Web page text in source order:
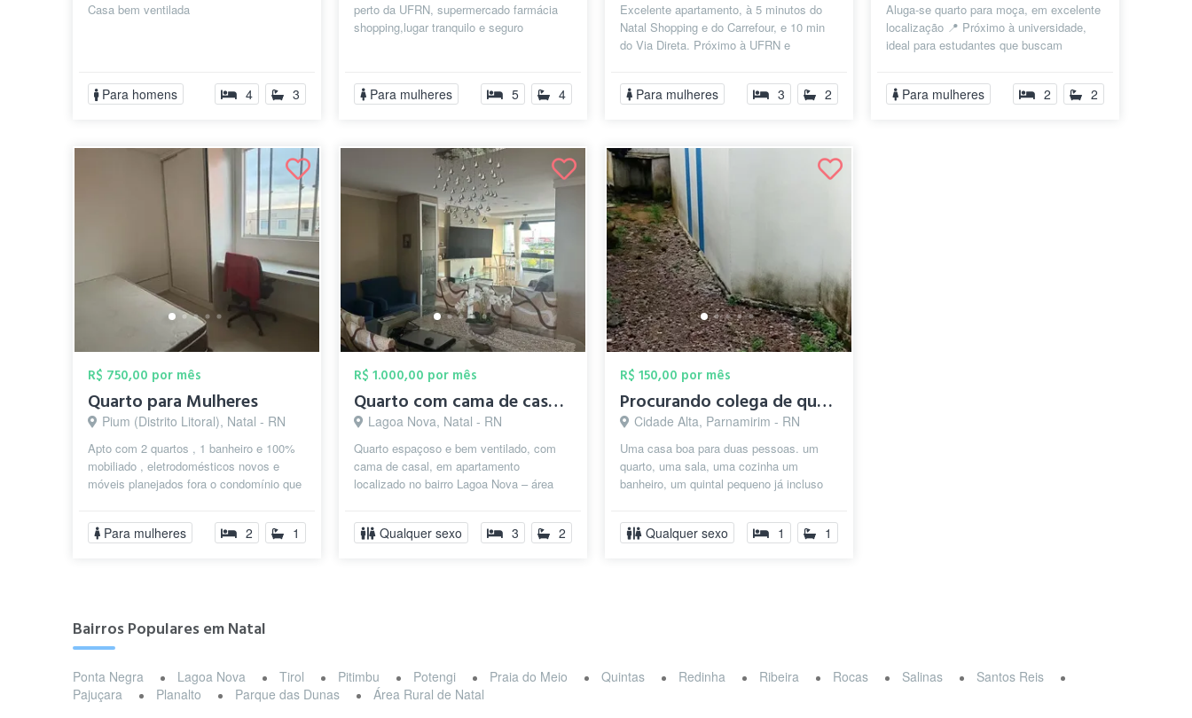
Casa bem ventilada
Para homens 4 3
perto da UFRN, supermercado farmácia
shopping,lugar tranquilo e seguro
Para mulheres 5 4
Excelente apartamento, à 5 minutos do
Natal Shopping e do Carrefour, e 10 min
do Via Direta. Próximo à UFRN e
Para mulheres 3 2
Aluga-se quarto para moça, em excelente
localização 📍 Próximo à universidade,
ideal para estudantes que buscam
Para mulheres 2 2
R$ 750,00 por mês
Quarto para Mulheres
Pium (Distrito Litoral), Natal - RN
Apto com 2 quartos , 1 banheiro e 100%
mobiliado , eletrodomésticos novos e
móveis planejados fora o condomínio que
Para mulheres 2 1
R$ 1.000,00 por mês
Quarto com cama de casal para alugar em ...
Lagoa Nova, Natal - RN
Quarto espaçoso e bem ventilado, com
cama de casal, em apartamento
localizado no bairro Lagoa Nova – área
trans...
Qualquer sexo 3 2
R$ 150,00 por mês
Procurando colega de quarto
Cidade Alta, Parnamirim - RN
Uma casa boa para duas pessoas. um
quarto, uma sala, uma cozinha um
banheiro, um quintal pequeno já incluso
Qualquer sexo 1 1
Bairros Populares em Natal
Ponta Negra Lagoa Nova Tirol Pitimbu Potengi Praia do Meio Quintas Redinha Ribeira Rocas Salinas
Santos Reis
Pajuçara
Planalto Parque das Dunas Área Rural de Natal